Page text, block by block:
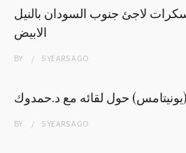
لاجئ جنوب السودان بالنيل
الابيض
BY 5 YEARSAGO
حول لقائه مع د.حمدوك
BY 5 YEARSAGO